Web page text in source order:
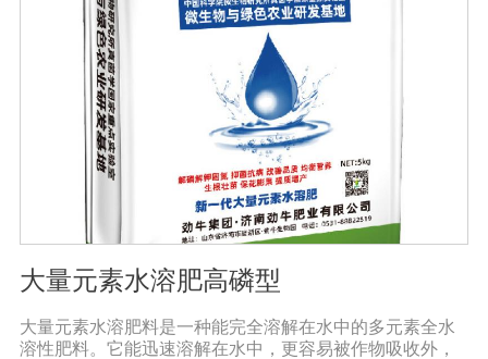
发育, 增强农作物的抗逆性能, 有利于农作物的增产5、预
防、抑制细菌、真菌性病害如:小麦根腐病、镰刀菌、姜腐
病、黄萎病、灰葡萄孢、香蕉与棉花等枯萎病。
大量元素水溶肥高磷型
大量元素水溶肥料是一种能完全溶解在水中的多元素全水
溶性肥料。它能迅速溶解在水中，更容易被作物吸收外，